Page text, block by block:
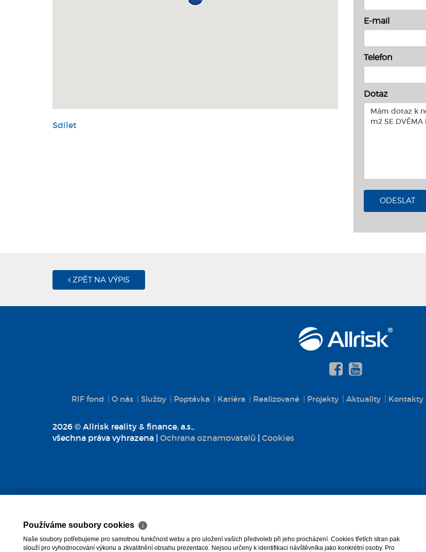
Sdílet
E-mail
Telefon
Dotaz
ODESLAT
ZPĚT NA VÝPIS
RIF fond O nás Služby Poptávka Kariéra Realizované Projekty Aktuality Kontakty
2026 © Allrisk reality & finance, a.s.,
všechna práva vyhrazena | Ochrana oznamovatelů Cookies
Používáme soubory cookies ℹ
Naše soubory potřebujeme pro samotnou funkčnost webu a pro uložení vašich předvoleb při jeho procházení. Cookies třetích stran pak
slouží pro vyhodnocování výkonu a zkvalitnění obsahu prezentace. Nejsou určeny k identifikaci návštěvníka jako konkrétní osoby. Pro